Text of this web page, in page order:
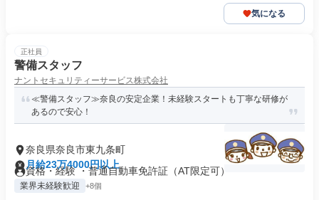
気になる
正社員
警備スタッフ
ナントセキュリティーサービス株式会社
≪警備スタッフ≫奈良の安定企業！未経験スタートも丁寧な研修が
あるので安心！
奈良県奈良市東九条町
月給23万4000円以上
資格・経験 ・普通自動車免許証（AT限定可）
業界未経験歓迎 +8個